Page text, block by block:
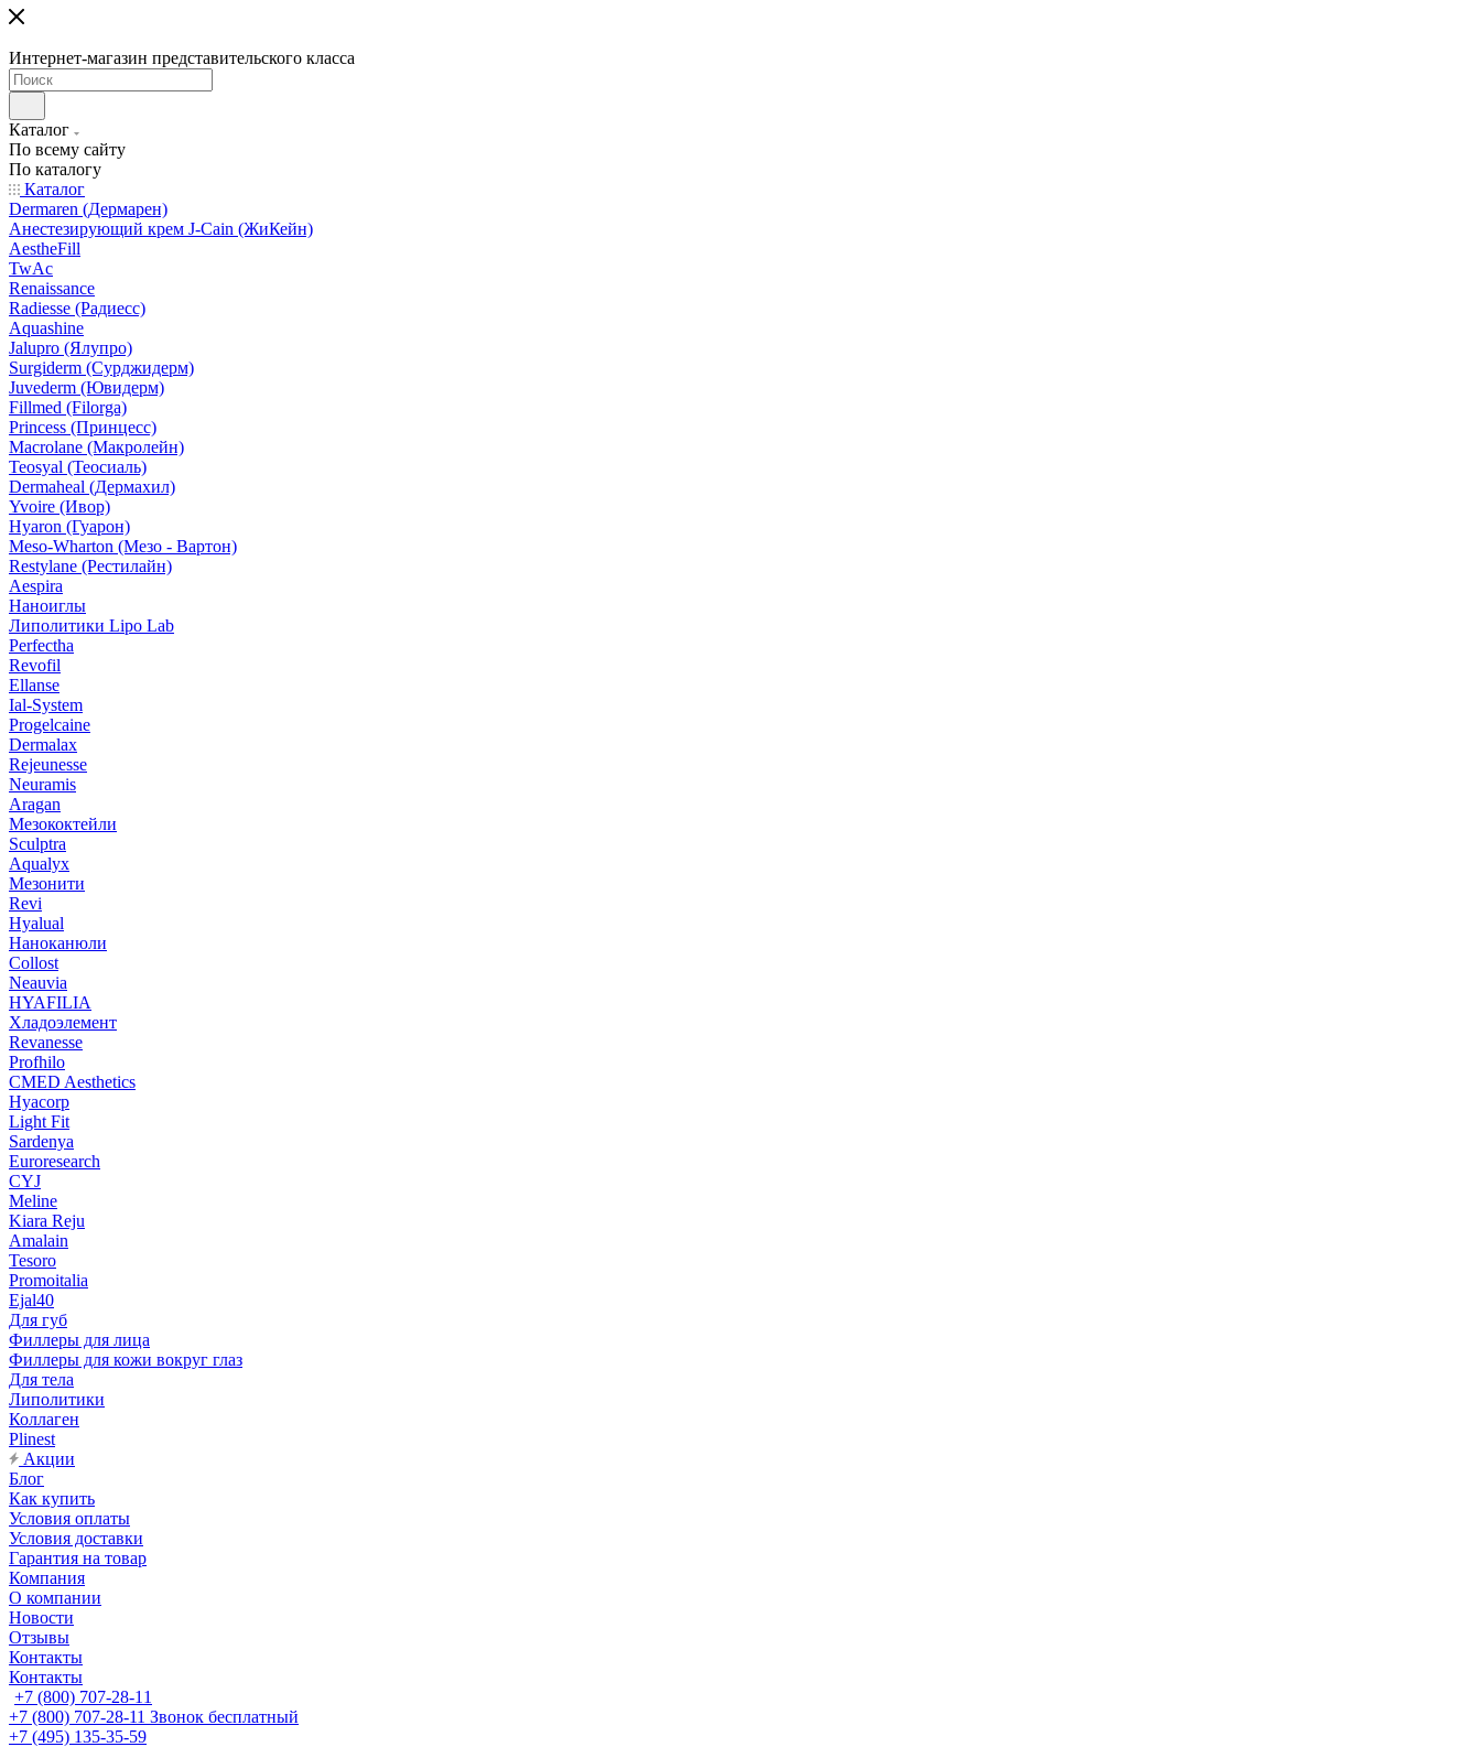
Интернет-магазин представительского класса
Каталог
По всему сайту
По каталогу
Каталог
Dermaren (Дермарен)
Анестезирующий крем J-Cain (ЖиКейн)
AestheFill
TwAc
Renaissance
Radiesse (Радиесс)
Aquashine
Jalupro (Ялупро)
Surgiderm (Сурджидерм)
Juvederm (Ювидерм)
Fillmed (Filorga)
Princess (Принцесс)
Macrolane (Макролейн)
Teosyal (Теосиаль)
Dermaheal (Дермахил)
Yvoire (Ивор)
Hyaron (Гуарон)
Meso-Wharton (Мезо - Вартон)
Restylane (Рестилайн)
Aespira
Наноиглы
Липолитики Lipo Lab
Perfectha
Revofil
Ellanse
Ial-System
Progelcaine
Dermalax
Rejeunesse
Neuramis
Aragan
Мезококтейли
Sculptra
Aqualyx
Мезонити
Revi
Hyalual
Наноканюли
Collost
Neauvia
HYAFILIA
Хладоэлемент
Revanesse
Profhilo
CMED Aesthetics
Hyacorp
Light Fit
Sardenya
Euroresearch
CYJ
Meline
Kiara Reju
Amalain
Tesoro
Promoitalia
Ejal40
Для губ
Филлеры для лица
Филлеры для кожи вокруг глаз
Для тела
Липолитики
Коллаген
Plinest
Акции
Блог
Как купить
Условия оплаты
Условия доставки
Гарантия на товар
Компания
О компании
Новости
Отзывы
Контакты
Контакты
+7 (800) 707-28-11
+7 (800) 707-28-11 Звонок бесплатный
+7 (495) 135-35-59